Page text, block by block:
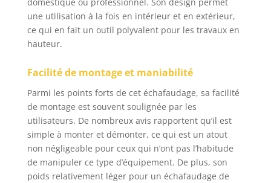
domestique ou professionnel. Son design permet
une utilisation à la fois en intérieur et en extérieur,
ce qui en fait un outil polyvalent pour les travaux en
hauteur.
Facilité de montage et maniabilité
Parmi les points forts de cet échafaudage, sa facilité
de montage est souvent soulignée par les
utilisateurs. De nombreux avis rapportent qu’il est
simple à monter et démonter, ce qui est un atout
non négligeable pour ceux qui n’ont pas l’habitude
de manipuler ce type d’équipement. De plus, son
poids relativement léger pour un échafaudage de